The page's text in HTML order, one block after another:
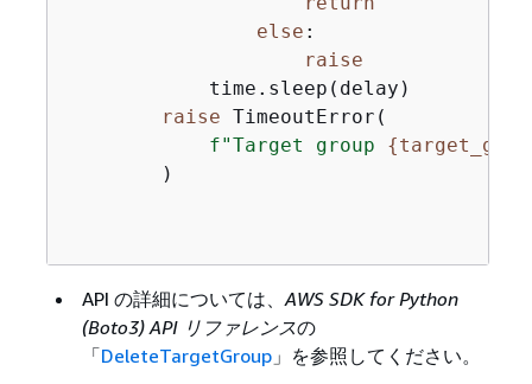
else :
raise
            time.sleep(delay)
raise TimeoutError(
f"Target group {
        )
API の詳細については、AWS SDK for Python
(Boto3) API リファレンスの
「DeleteTargetGroup」を参照してください。